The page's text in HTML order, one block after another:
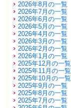
2026年8月の一覧
2026年7月の一覧
2026年6月の一覧
2026年5月の一覧
2026年4月の一覧
2026年3月の一覧
2026年2月の一覧
2026年1月の一覧
2025年12月の一覧
2025年11月の一覧
2025年10月の一覧
2025年9月の一覧
2025年8月の一覧
2025年7月の一覧